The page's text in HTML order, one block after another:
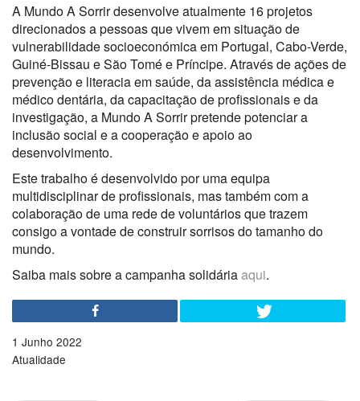
A Mundo A Sorrir desenvolve atualmente 16 projetos
direcionados a pessoas que vivem em situação de
vulnerabilidade socioeconómica em Portugal, Cabo-Verde,
Guiné-Bissau e São Tomé e Príncipe. Através de ações de
prevenção e literacia em saúde, da assistência médica e
médico dentária, da capacitação de profissionais e da
investigação, a Mundo A Sorrir pretende potenciar a
inclusão social e a cooperação e apoio ao
desenvolvimento.
Este trabalho é desenvolvido por uma equipa
multidisciplinar de profissionais, mas também com a
colaboração de uma rede de voluntários que trazem
consigo a vontade de construir sorrisos do tamanho do
mundo.
Saiba mais sobre a campanha solidáriaaqui.
1 Junho 2022
Atualidade